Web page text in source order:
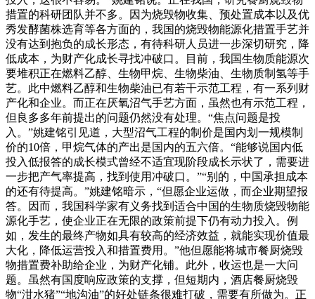
措置的科研团队并不多。因为烧毁物收集、预处置成本以及优
秀发酵菌株选育等各方面的，我国的烧毁物能源化措置手艺并
没有达到抱负的成长形态，有待科研人员进一步深切研究，降
低成本，为财产化成长寻找冲破口。目前，我国生物质能源次
要堆积正在燃料乙醇、生物甲烷、生物柴油、生物质制氢等手
艺。此中燃料乙醇和生物柴油已有若干示范工程，有一系列财
产化和企业。而正在厌氧沼气手艺方面，虽然也有示范工程，
但良多多年前提出的问题仍然没有处理。“焦点问题是投
入。”姚建铭引见道，大型沼气工程的制价是国内划一规模制
价的10倍，甲烷气体的产出是国内的五六倍。“能够说国内低
投入低报答的成长模式曾经不适宜现阶段成长示状了，需要进
一步把产气率提高，找到使用冲破口。”“别的，中国承担成本
的还有待提高。”姚建铭暗示，“但愿企业运做，而企业期望报
答。因而，我国科学家有义务找到适合中国的生物质烧毁物能
源化手艺，使企业正在无限的政策前提下仍有动力投入。例
如，发生的最终产物如具有较高的经济效益，就能实现价值最
大化，降低运营投入和措置费用。”他但愿能将城市餐厨烧毁
物措置费补助给企业，为财产化铺。此外，收运也是一大问
题。虽然有国度响应政策的支撑，但短期内，酒店餐厨烧毁
物“泔水猪”“地沟油”的好处链条很难打破，需要有所做为。正